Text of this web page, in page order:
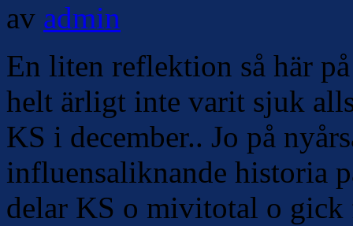
av admin
En liten reflektion så här
helt ärligt inte varit sjuk
KS i december.. Jo på
influensaliknande historia
delar KS o mivitotal o